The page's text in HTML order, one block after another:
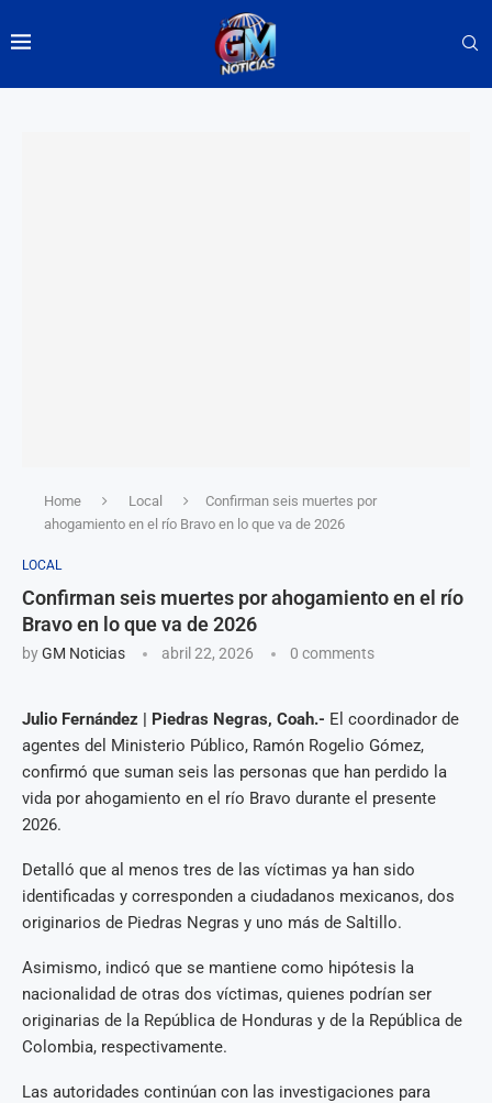
Home Local
Confirman seis muertes por
ahogamiento en el río Bravo en lo que va de 2026
LOCAL
Confirman seis muertes por ahogamiento en el río
Bravo en lo que va de 2026
byGM Noticias abril 22, 2026 0 comments
Julio Fernández | Piedras Negras, Coah.- El coordinador de
agentes del Ministerio Público, Ramón Rogelio Gómez,
confirmó que suman seis las personas que han perdido la
vida por ahogamiento en el río Bravo durante el presente
2026.
Detalló que al menos tres de las víctimas ya han sido
identificadas y corresponden a ciudadanos mexicanos, dos
originarios de Piedras Negras y uno más de Saltillo.
Asimismo, indicó que se mantiene como hipótesis la
nacionalidad de otras dos víctimas, quienes podrían ser
originarias de la República de Honduras y de la República de
Colombia, respectivamente.
Las autoridades continúan con las investigaciones para